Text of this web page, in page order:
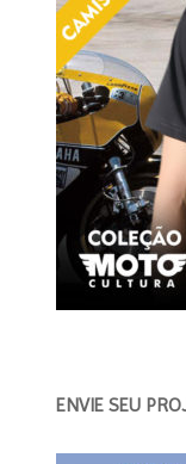
ENVIE SEU